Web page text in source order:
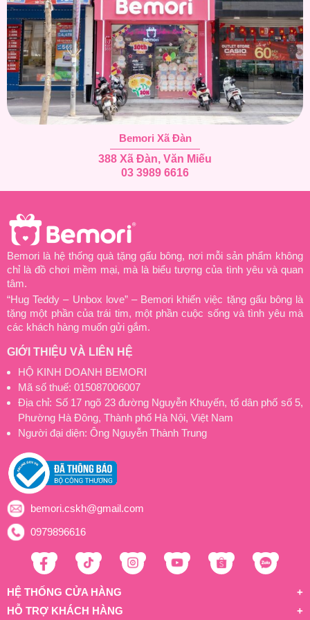
Bemori Xã Đàn
388 Xã Đàn, Văn Miếu
03 3989 6616
Bemori là hệ thống quà tặng gấu bông, nơi mỗi sản phẩm không
chỉ là đồ chơi mềm mại, mà là biểu tượng của tình yêu và quan
tâm.
“Hug Teddy – Unbox love” – Bemori khiến việc tặng gấu bông là
tặng một phần của trái tim, một phần cuộc sống và tình yêu mà
các khách hàng muốn gửi gắm.
GIỚI THIỆU VÀ LIÊN HỆ
HỘ KINH DOANH BEMORI
Mã số thuế: 015087006007
Địa chỉ: Số 17 ngõ 23 đường Nguyễn Khuyến, tổ dân phố số 5,
Phường Hà Đông, Thành phố Hà Nội, Việt Nam
Người đại diện: Ông Nguyễn Thành Trung
bemori.cskh@gmail.com
0979896616
HỆ THỐNG CỬA HÀNG
HỖ TRỢ KHÁCH HÀNG